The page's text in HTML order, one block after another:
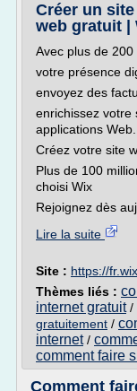
Créer un
web gratuit |
Avec plus de
votre présence
envoyez des
enrichissez votre
applications Web.
Créez votre site
Plus de 100
choisi Wix
Rejoignez dès
Lire la suite
Site : https://
Thèmes liés :
internet gratuit/
gratuitement /
internet/
comment faire
Comment